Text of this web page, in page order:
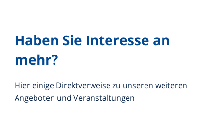
Haben Sie Interesse an
mehr?
Hier einige Direktverweise zu unseren weiteren
Angeboten und Veranstaltungen